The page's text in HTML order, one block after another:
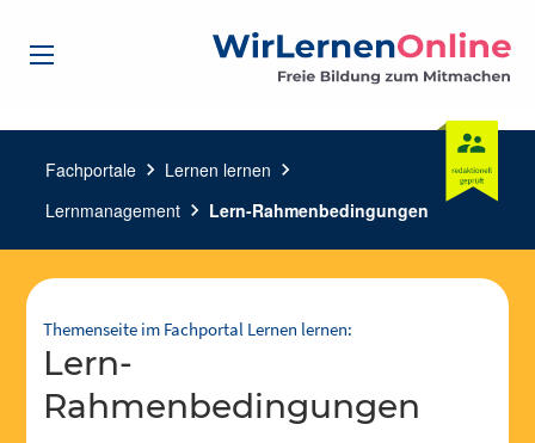
Fachportale chevron_right Lernen lernen chevron_right
Lernmanagement chevron_right Lern-Rahmenbedingungen
Themenseite im Fachportal Lernen lernen:
Lern-
Rahmenbedingungen